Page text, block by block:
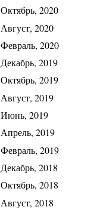
Октябрь, 2020
Август, 2020
Февраль, 2020
Декабрь, 2019
Октябрь, 2019
Август, 2019
Июнь, 2019
Апрель, 2019
Февраль, 2019
Декабрь, 2018
Октябрь, 2018
Август, 2018